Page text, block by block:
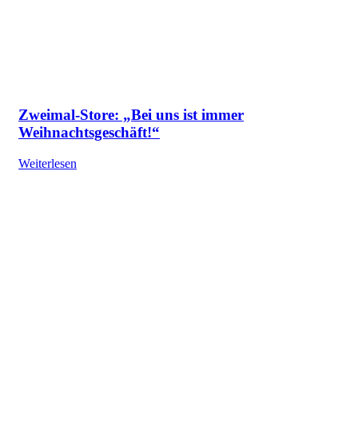
Zweimal-Store: „Bei uns ist immer
Weihnachtsgeschäft!“
Weiterlesen